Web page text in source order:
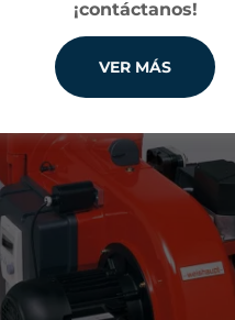
¡contáctanos!
VER MÁS